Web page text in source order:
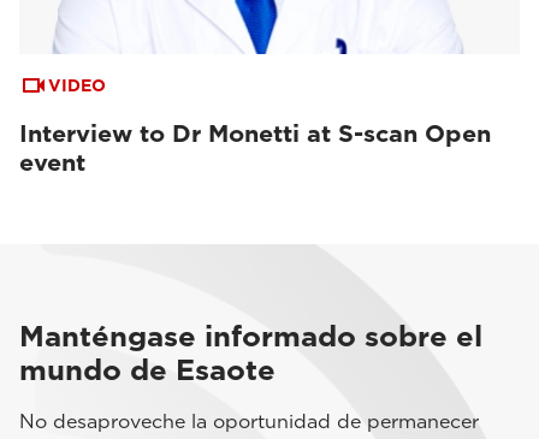
VIDEO
Interview to Dr Monetti at S-scan Open
event
Manténgase informado sobre el
mundo de Esaote
No desaproveche la oportunidad de permanecer